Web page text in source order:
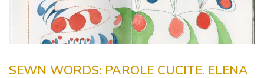
SEWN WORDS: PAROLE CUCITE. ELENA